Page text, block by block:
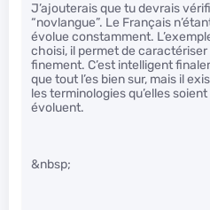
J’ajouterais que tu devrais
“novlangue”. Le Français
évolue constamment.
choisi, il permet de
finement. C’est intelligent
que tout l’es bien sur, mais il
les terminologies qu’elles
évoluent.
&nbsp;